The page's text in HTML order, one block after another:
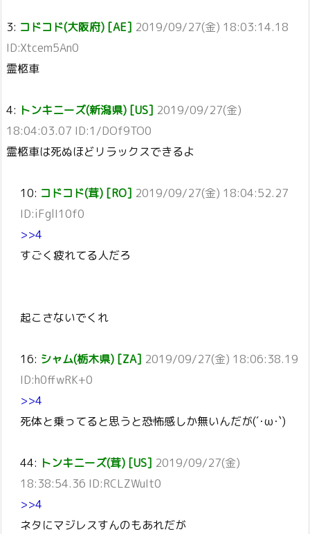
3: コドコド(大阪府) [AE] 2019/09/27(金) 18:03:14.18
ID:Xtcem5An0
霊柩車
4: トンキニーズ(新潟県) [US] 2019/09/27(金)
18:04:03.07 ID:1/DOf9TO0
霊柩車は死ぬほどリラックスできるよ
10: コドコド(茸) [RO] 2019/09/27(金) 18:04:52.27
ID:iFglI10f0
>>4
すごく疲れてる人だろ
起こさないでくれ
16: シャム(栃木県) [ZA] 2019/09/27(金) 18:06:38.19
ID:h0ffwRK+0
>>4
死体と乗ってると思うと恐怖感しか無いんだが(´･ω･`)
44: トンキニーズ(茸) [US] 2019/09/27(金)
18:38:54.36 ID:RCLZWuIt0
>>4
ネタにマジレスすんのもあれだが